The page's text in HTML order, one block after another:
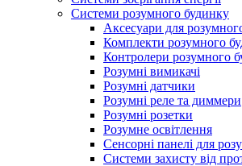
Системи розумного будинку
Аксесуари для
Комплекти розумного
Контролери розумного
Розумні вимикачі
Розумні датчики
Розумні реле та диммери
Розумні розетки
Розумне освітлення
Сенсорні панелі для
Системи захисту від